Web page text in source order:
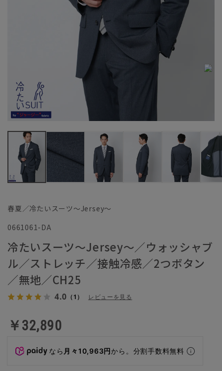
春夏／冷たいスーツ～Jersey～
0661061-DA
冷たいスーツ～Jersey～／ウォッシャブ
ル／ストレッチ／接触冷感／2つボタン
／無地／CH25
4.0 （1） レビューを見る
￥32,890
なら 月々10,963円から。分割手数料無料